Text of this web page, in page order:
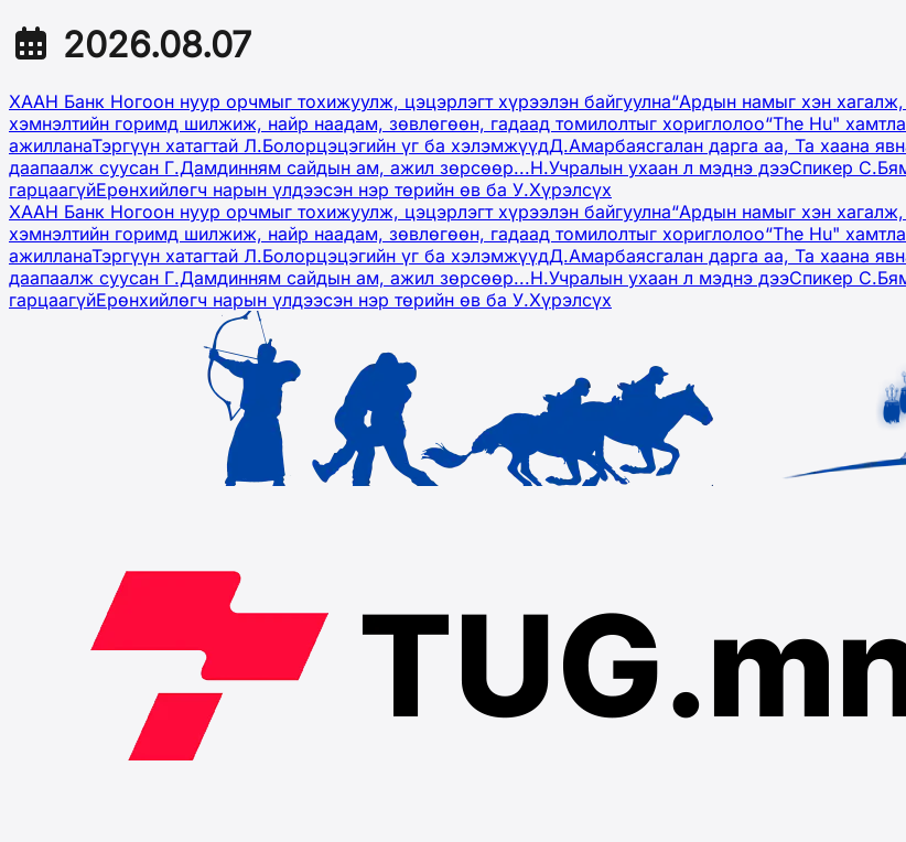
2026.08.07
ХААН Банк Ногоон нуур орчмыг тохижуулж, цэцэрлэгт хүрээлэн байгуулна“Ардын намыг хэн
хэмнэлтийн горимд шилжиж, найр наадам, зөвлөгөөн, гадаад томилолтыг хориглолоо“The Hu"
ажилланаТэргүүн хатагтай Л.Болорцэцэгийн үг ба хэлэмжүүдД.Амарбаясгалан дарга аа, Та хаана
даапаалж суусан Г.Дамдинням сайдын ам, ажил зөрсөөр...Н.Учралын ухаан л мэднэ дээСпикер
гарцаагүйЕрөнхийлөгч нарын үлдээсэн нэр төрийн өв ба У.Хүрэлсүх
ХААН Банк Ногоон нуур орчмыг тохижуулж, цэцэрлэгт хүрээлэн байгуулна“Ардын намыг хэн
хэмнэлтийн горимд шилжиж, найр наадам, зөвлөгөөн, гадаад томилолтыг хориглолоо“The Hu"
ажилланаТэргүүн хатагтай Л.Болорцэцэгийн үг ба хэлэмжүүдД.Амарбаясгалан дарга аа, Та хаана
даапаалж суусан Г.Дамдинням сайдын ам, ажил зөрсөөр...Н.Учралын ухаан л мэднэ дээСпикер
гарцаагүйЕрөнхийлөгч нарын үлдээсэн нэр төрийн өв ба У.Хүрэлсүх